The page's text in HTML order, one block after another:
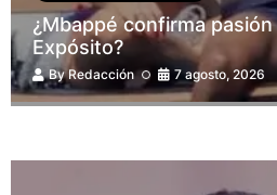
¿Mbappé confirma
Expósito?
ByRedacción 7 agosto, 2026